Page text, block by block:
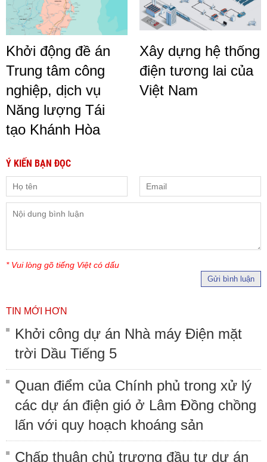
Khởi động đề án
Trung tâm công
nghiệp, dịch vụ
Năng lượng Tái
tạo Khánh Hòa
Xây dựng hệ thống
điện tương lai của
Việt Nam
Ý KIẾN BẠN ĐỌC
* Vui lòng gõ tiếng Việt có dấu
Gửi bình luận
TIN MỚI HƠN
Khởi công dự án Nhà máy Điện mặt
trời Dầu Tiếng 5
Quan điểm của Chính phủ trong xử lý
các dự án điện gió ở Lâm Đồng chồng
lấn với quy hoạch khoáng sản
Chấp thuận chủ trương đầu tư dự án